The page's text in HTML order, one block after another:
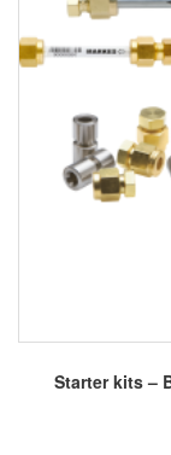
Starter kits –